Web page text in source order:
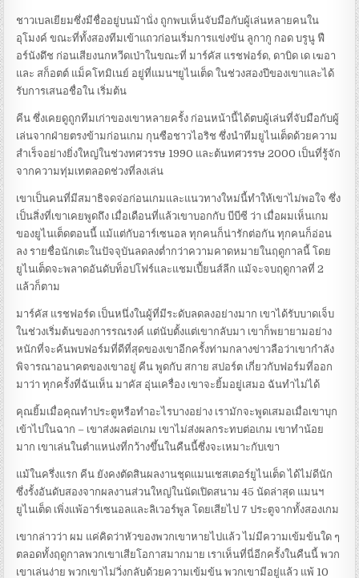
ชาวเบลเยียมซึ่งมีชื่ออยู่บนม้านั่ง ถูกพบเห็นจับมือกับผู้เล่นหลายคนใน
อุโมงค์ ขณะที่ทั้งสองทีมเข้าแถวก่อนเริ่มการแข่งขัน ลูกากู กอด บรูนู ฟื
อร์นังดึช ก่อนเสียงนกหวีดเป่าในขณะที่ มาร์คัส แรชฟอร์ด, ดาบิด เด เฆอา
และ สก็อตต์ แม็คโทมิเนย์ อยู่ที่แมนฯยูไนเต็ด ในช่วงสองปีของเขาและได้
รับการเสนอชื่อใน เริ่มต้น
คีน ซึ่งเคยดูถูกทีมเก่าของเขาหลายครั้ง ก่อนหน้านี้ได้ตบผู้เล่นที่จับมือกับผู้
เล่นจากฝ่ายตรงข้ามก่อนเกม กุนซือชาวไอริช ซึ่งนำทีมยูไนเต็ดด้วยความ
สำเร็จอย่างยิ่งใหญ่ในช่วงทศวรรษ 1990 และต้นทศวรรษ 2000 เป็นที่รู้จัก
จากความทุ่มเทตลอดช่วงที่ลงเล่น
เขาเป็นคนที่มีสมาธิจดจ่อก่อนเกมและแนวทางใหม่นี้ทำให้เขาไม่พอใจ ซึ่ง
เป็นสิ่งที่เขาเคยพูดถึง เมื่อเดือนที่แล้วเขาบอกกับ บีบีซี ว่า เมื่อผมเห็นเกม
ของยูไนเต็ดตอนนี้ แม้แต่กับอาร์เซนอล ทุกคนก็น่ารักต่อกัน ทุกคนก็อ่อน
ลง รายชื่อนักเตะในปัจจุบันลดลงต่ำกว่าความคาดหมายในฤดูกาลนี้ โดย
ยูไนเต็ดจะพลาดอันดับท็อปโฟร์และแชมเปี้ยนส์ลีก แม้จะจบฤดูกาลที่ 2
แล้วก็ตาม
มาร์คัส แรชฟอร์ด เป็นหนึ่งในผู้ที่มีระดับลดลงอย่างมาก เขาได้รับบาดเจ็บ
ในช่วงเริ่มต้นของการรณรงค์ แต่นับตั้งแต่เขากลับมา เขาก็พยายามอย่าง
หนักที่จะค้นพบฟอร์มที่ดีที่สุดของเขาอีกครั้งท่ามกลางข่าวลือว่าเขากำลัง
พิจารณาอนาคตของเขาอยู่ คีน พูดกับ สกาย สปอร์ต เกี่ยวกับฟอร์มที่ออก
มาว่า ทุกครั้งที่ฉันเห็น มาคัส อุ่นเครื่อง เขาจะยิ้มอยู่เสมอ ฉันทำไม่ได้
คุณยิ้มเมื่อคุณทำประตูหรือทำอะไรบางอย่าง เรามักจะพูดเสมอเมื่อเขาบุก
เข้าไปในฉาก – เขาส่งผลต่อเกม เขาไม่ส่งผลกระทบต่อเกม เขาทำน้อย
มาก เขาเล่นในตำแหน่งที่กว้างขึ้นในคืนนี้ซึ่งจะเหมาะกับเขา
แม้ในครึ่งแรก คีน ยังคงตัดสินผลงานชุดแมนเชสเตอร์ยูไนเต็ด ได้ไม่ดีนัก
ซึ่งรั้งอันดับสองจากผลงานส่วนใหญ่ในนัดเปิดสนาม 45 นัดล่าสุด แมนฯ
ยูไนเต็ด เพิ่งแพ้อาร์เซนอลและลิเวอร์พูล โดยเสียไป 7 ประตูจากทั้งสองเกม
เขากล่าวว่า ผม แค่คิดว่าหัวของพวกเขาหายไปแล้ว ไม่มีความเข้มข้นใด ๆ
ตลอดทั้งฤดูกาลพวกเขาเสียโอกาสมากมาย เราเห็นที่นี่อีกครั้งในคืนนี้ พวก
เขาเล่นง่าย พวกเขาไม่วิ่งกลับด้วยความเข้มข้น พวกเขามีอยู่แล้ว แพ้ 10